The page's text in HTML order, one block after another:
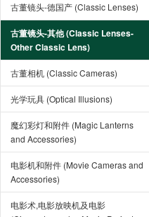
古董镜头-德国产 (Classic Lenses)
古董镜头-其他 (Classic Lenses-
Other Classic Lens)
古董相机 (Classic Cameras)
光学玩具 (Optical Illusions)
魔幻彩灯和附件 (Magic Lanterns
and Accessories)
电影机和附件 (Movie Cameras and
Accessories)
电影术,电影放映机及电影